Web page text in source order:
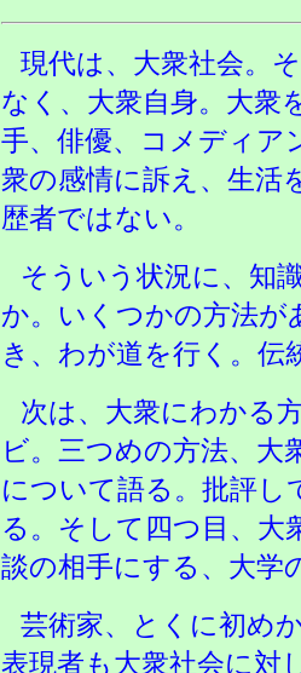
現代は、大衆社会。
なく、大衆自身。大衆
手、俳優、コメディア
衆の感情に訴え、生活
歴者ではない。
そういう状況に、知
か。いくつかの方法が
き、わが道を行く。伝
次は、大衆にわかる
ビ。三つめの方法、大
について語る。批評し
る。そして四つ目、大
談の相手にする、大学
芸術家、とくに初め
表現者も大衆社会に対